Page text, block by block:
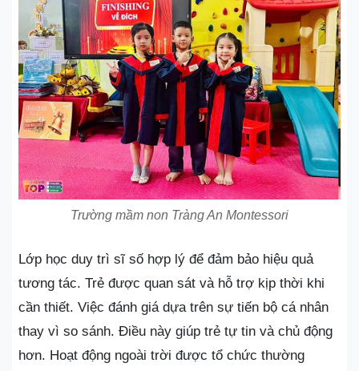
Trường mầm non Tràng An Montessori
Lớp học duy trì sĩ số hợp lý để đảm bảo hiệu quả
tương tác. Trẻ được quan sát và hỗ trợ kịp thời khi
cần thiết. Việc đánh giá dựa trên sự tiến bộ cá nhân
thay vì so sánh. Điều này giúp trẻ tự tin và chủ động
hơn. Hoạt động ngoài trời được tổ chức thường